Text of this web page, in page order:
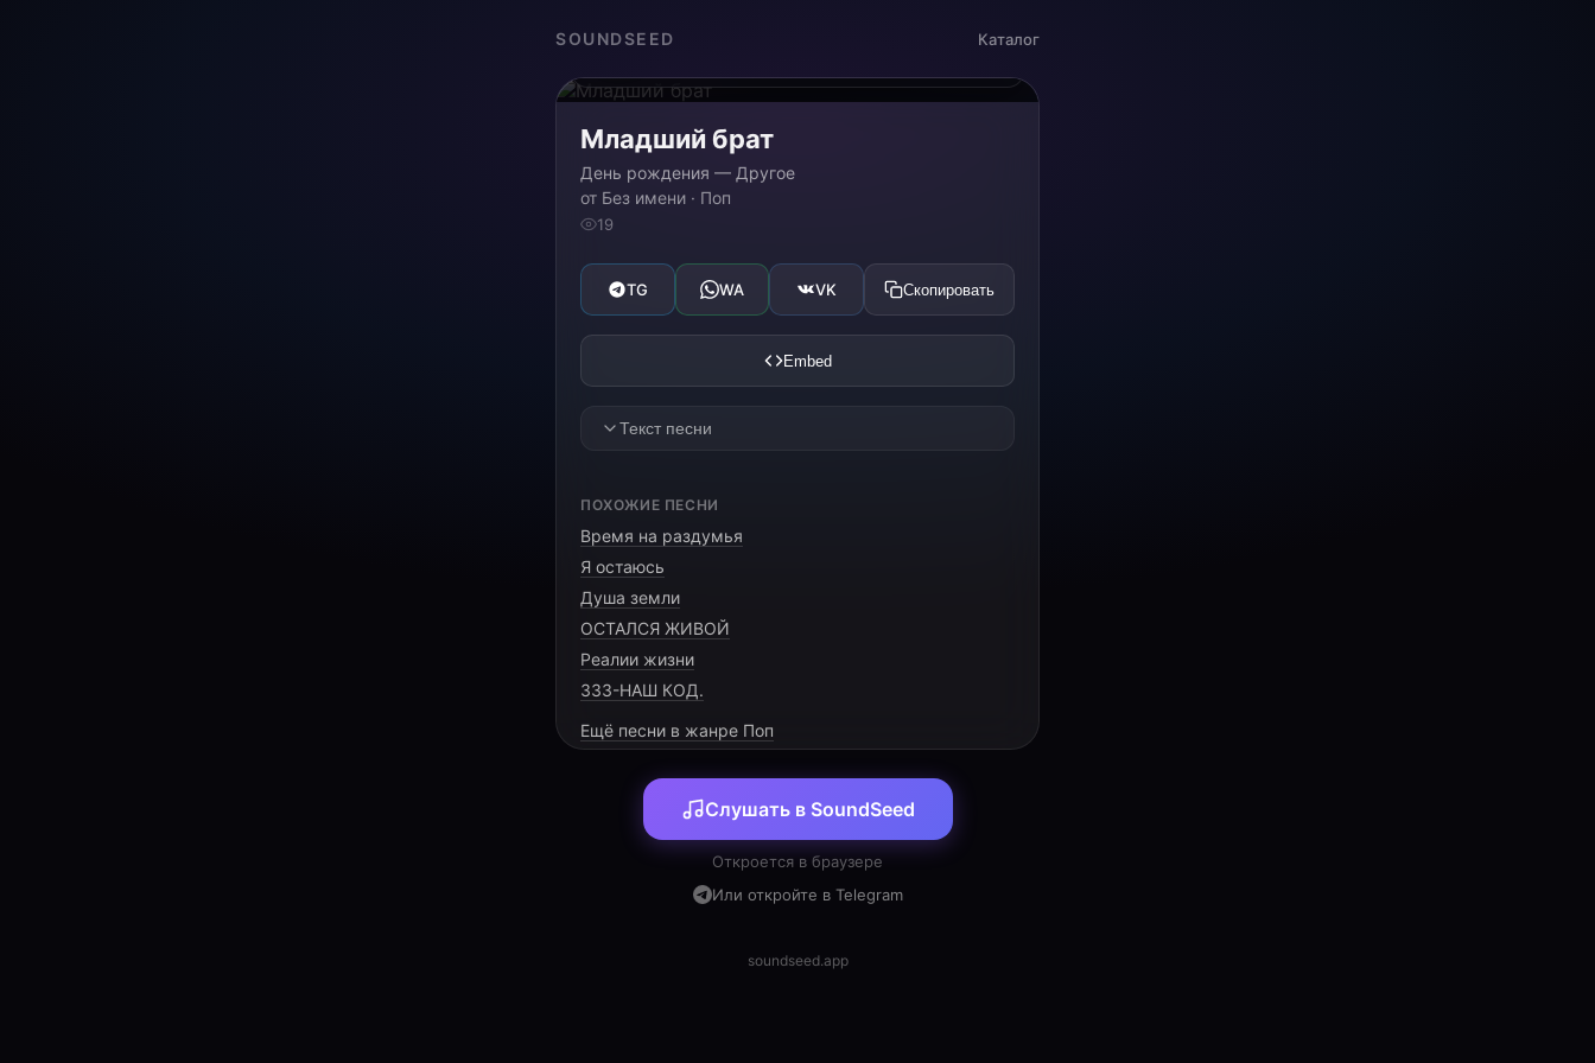
SOUNDSEED Каталог
Младший брат
День рождения — Другое
от Без имени · Поп
19
TG WA VK Скопировать
Embed
Текст песни
Мы в детстве часто так дрались,
Машинки, гараж из пластилина.
Но дни вперёд уже неслись,
[PRE-CHORUS]
Запах стружки и старый нож,
Твой талант во всём виден был.
Ты сквозь годы мечту несёшь,
ПОХОЖИЕ ПЕСНИ
Время на раздумья
Я остаюсь
Душа земли
ОСТАЛСЯ ЖИВОЙ
Реалии жизни
333-НАШ КОД.
Ещё песни в жанре Поп
Слушать в SoundSeed
Откроется в браузере
Или откройте в Telegram
soundseed.app